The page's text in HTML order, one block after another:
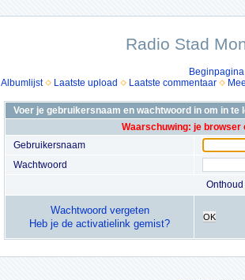
Radio Stad
Beginpagina
Albumlijst
Laatste upload Laatste commentaar
Voer je gebruikersnaam en wachtwoord in om in te
Waarschuwing: je
Gebruikersnaam
Wachtwoord
Onthoud
Wachtwoord vergeten
Heb je de activatielink gemist?
OK